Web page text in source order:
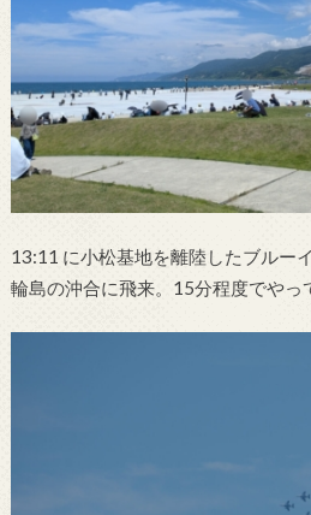
13:11 に小松基地を離陸したブルー
輪島の沖合に飛来。15分程度でやっ